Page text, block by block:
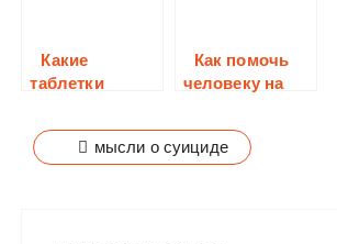
Какие
таблетки
смерти
Как помочь
человеку на
самоубийства?
мысли о суициде